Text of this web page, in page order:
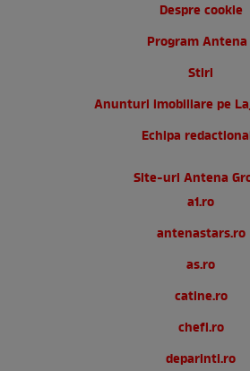
Despre cookie
Program Antena
Stiri
Anunturi imobiliare pe
Echipa
Site-uri Antena
a1.ro
antenastars.ro
as.ro
catine.ro
chefi.ro
deparinti.ro